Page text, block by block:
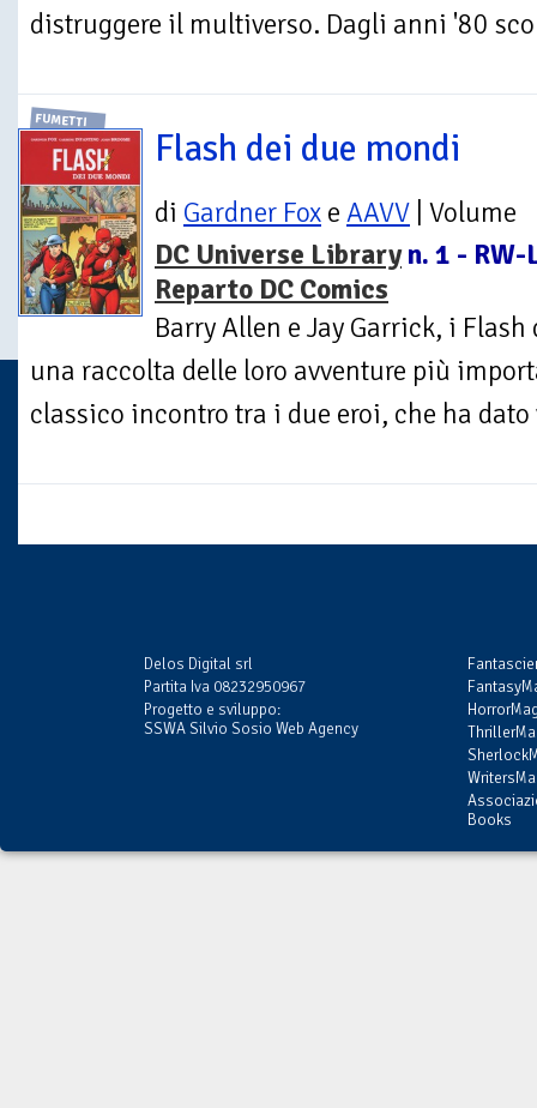
distruggere il multiverso. Dagli anni '80
FUMETTI
Flash dei due mondi
di Gardner Fox e AAVV | Volume
DC Universe Libraryn. 1 - RW-
Reparto DC Comics
Barry Allen e Jay Garrick, i
una raccolta delle loro avventure più
classico incontro tra i due eroi, che ha
Delos Digital srl
Partita Iva 08232950967
Progetto e sviluppo:
SSWA Silvio Sosio Web Agency
Books